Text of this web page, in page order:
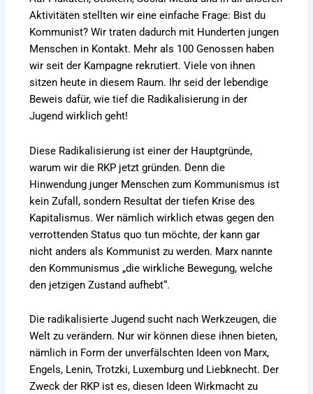
Aktivitäten stellten wir eine einfache Frage: Bist du
Kommunist? Wir traten dadurch mit Hunderten jungen
Menschen in Kontakt. Mehr als 100 Genossen haben
wir seit der Kampagne rekrutiert. Viele von ihnen
sitzen heute in diesem Raum. Ihr seid der lebendige
Beweis dafür, wie tief die Radikalisierung in der
Jugend wirklich geht!
Diese Radikalisierung ist einer der Hauptgründe,
warum wir die RKP jetzt gründen. Denn die
Hinwendung junger Menschen zum Kommunismus ist
kein Zufall, sondern Resultat der tiefen Krise des
Kapitalismus. Wer nämlich wirklich etwas gegen den
verrottenden Status quo tun möchte, der kann gar
nicht anders als Kommunist zu werden. Marx nannte
den Kommunismus „die wirkliche Bewegung, welche
den jetzigen Zustand aufhebt“.
Die radikalisierte Jugend sucht nach Werkzeugen, die
Welt zu verändern. Nur wir können diese ihnen bieten,
nämlich in Form der unverfälschten Ideen von Marx,
Engels, Lenin, Trotzki, Luxemburg und Liebknecht. Der
Zweck der RKP ist es, diesen Ideen Wirkmacht zu